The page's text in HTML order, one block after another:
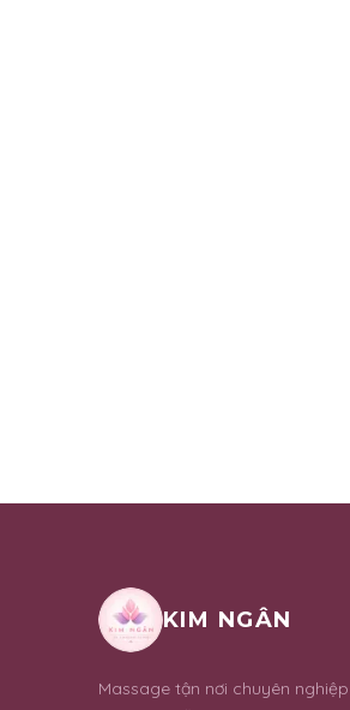
KIM NGÂN
Massage tận nơi chuyên